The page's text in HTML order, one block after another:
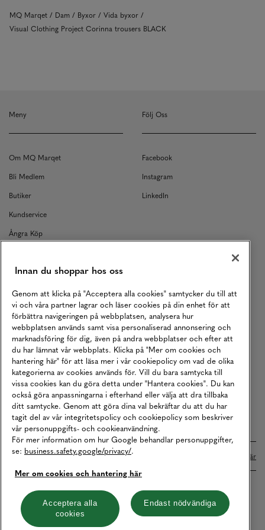
MQ Marqet Dam Byxor
Vida byxor
Visual Clothing Project Corinna trousers BLACK
Meny
Om MQ Marqet
Bli Medlem
Butiker
Kundservice
Ångra Köp
Returer
Köpvillkor
Karriär
Vårt Ansvar
Våra Tjänster
Press
Studentrabatt
B2B
Tillgänglighetsredogörelse
Följ Oss
Facebook
Instagram
LinkedIn
Betalningar online sköts i samarbete med Klarna. Läs mer här
Cookies Integritetspolicy
Hantera cookies
Innan du shoppar hos oss
Genom att klicka på "Acceptera alla cookies" samtycker du till att
vi och våra partner lagrar och läser cookies på din enhet för att
förbättra navigeringen på webbplatsen, analysera hur
webbplatsen används samt visa personaliserad annonsering och
marknadsföring för dig, även på andra webbplatser och efter att
du har lämnat vår webbplats. Klicka på "Mer om cookies och
hantering här" för att läsa mer i vår cookiepolicy om vad de olika
kategorierna av cookies används för. Vill du bara samtycka till
vissa cookies kan du göra detta under "Hantera cookies". Du kan
också göra anpassningarna i efterhand eller välja att dra tillbaka
ditt samtycke. Genom att göra dina val bekräftar du att du har
tagit del av vår integritetspolicy och cookiepolicy som beskriver
vår personuppgifts- och cookieanvändning.
För mer information om hur Google behandlar personuppgifter,
se: business.safety.google/privacy/.
Mer om cookies och hantering här
Acceptera alla
cookies
Endast nödvändiga